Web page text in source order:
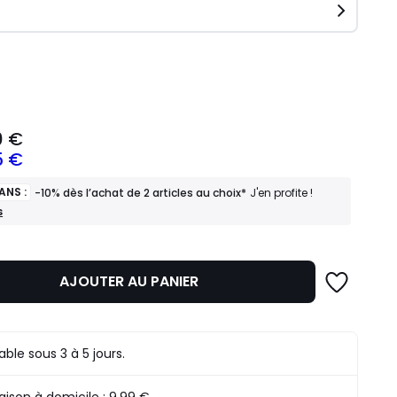
€
€
: -10% dès l’achat de 2 articles au choix* J'en profite !
AJOUTER AU PANIER
sous 3 à 5 jours.